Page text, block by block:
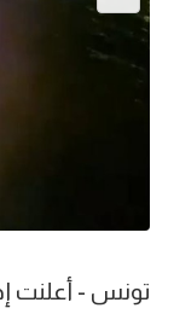
تونس - أعلنت